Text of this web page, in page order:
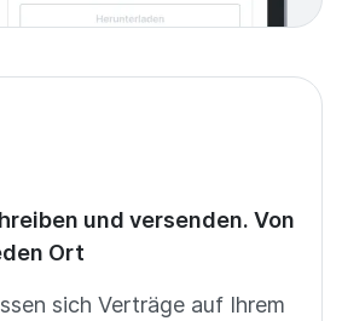
und versenden. Von
Ort
sich Verträge auf Ihrem